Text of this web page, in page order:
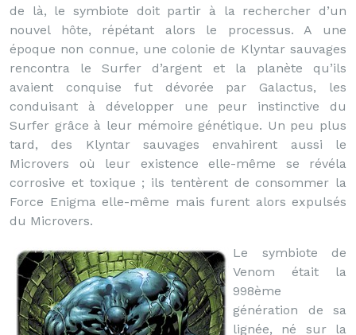
de là, le symbiote doit partir à la rechercher d’un
nouvel hôte, répétant alors le processus. A une
époque non connue, une colonie de Klyntar sauvages
rencontra le Surfer d’argent et la planète qu’ils
avaient conquise fut dévorée par Galactus, les
conduisant à développer une peur instinctive du
Surfer grâce à leur mémoire génétique. Un peu plus
tard, des Klyntar sauvages envahirent aussi le
Microvers où leur existence elle-même se révéla
corrosive et toxique ; ils tentèrent de consommer la
Force Enigma elle-même mais furent alors expulsés
du Microvers.
Le symbiote de
Venom était la
998ème
génération de sa
lignée, né sur la